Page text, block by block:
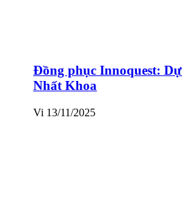
Đồng phục Innoquest:
Nhất Khoa
Vi 13/11/2025